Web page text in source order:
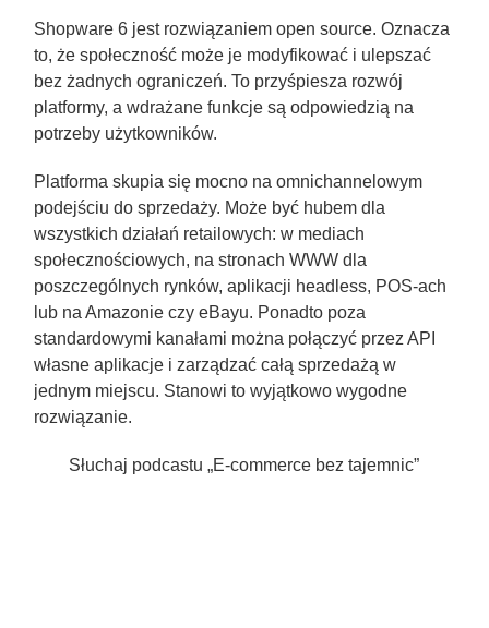
Shopware 6 jest rozwiązaniem open source. Oznacza
to, że społeczność może je modyfikować i ulepszać
bez żadnych ograniczeń. To przyśpiesza rozwój
platformy, a wdrażane funkcje są odpowiedzią na
potrzeby użytkowników.
Platforma skupia się mocno na omnichannelowym
podejściu do sprzedaży. Może być hubem dla
wszystkich działań retailowych: w mediach
społecznościowych, na stronach WWW dla
poszczególnych rynków, aplikacji headless, POS-ach
lub na Amazonie czy eBayu. Ponadto poza
standardowymi kanałami można połączyć przez API
własne aplikacje i zarządzać całą sprzedażą w
jednym miejscu. Stanowi to wyjątkowo wygodne
rozwiązanie.
Słuchaj podcastu „E-commerce bez tajemnic”